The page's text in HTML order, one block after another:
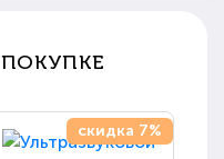
скидка 7%